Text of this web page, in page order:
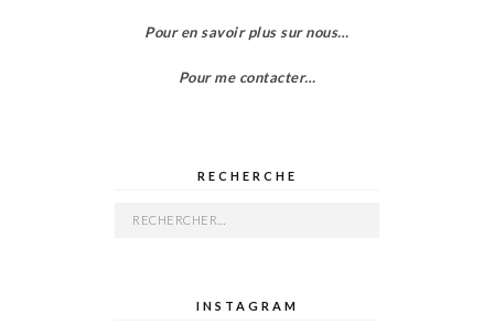
Pour en savoir plus sur nous…
Pour me contacter…
RECHERCHE
Rechercher :
INSTAGRAM